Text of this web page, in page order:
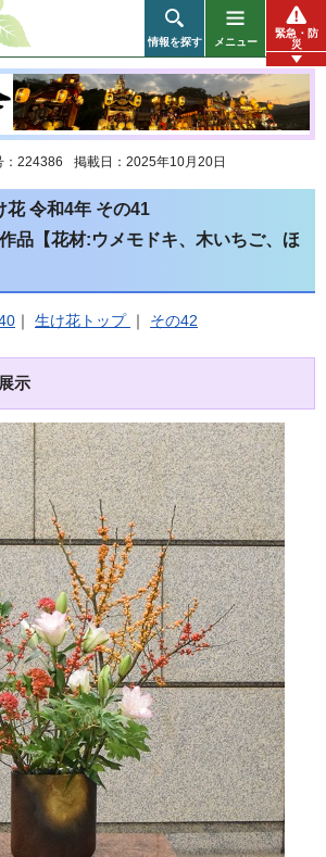
情報を探す メニュー
緊急・防
災
：224386 掲載日：2025年10月20日
花 令和4年 その41
品【花材:ウメモドキ、木いちご、ほ
｜ 生け花トップ ｜ その42
示